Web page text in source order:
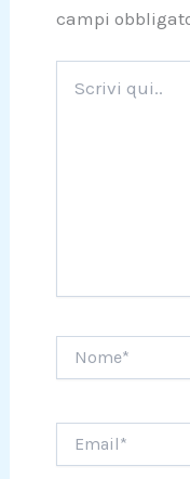
campi
qui..